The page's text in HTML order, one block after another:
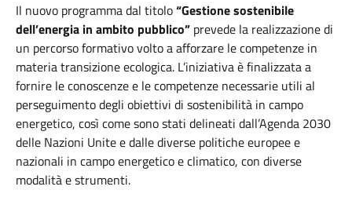
Il nuovo programma dal titolo“Gestione sostenibile
dell’energia in ambito pubblico” prevede la realizzazione di
un percorso formativo volto a afforzare le competenze in
materia transizione ecologica. L’iniziativa è finalizzata a
fornire le conoscenze e le competenze necessarie utili al
perseguimento degli obiettivi di sostenibilità in campo
energetico, così come sono stati delineati dall’Agenda 2030
delle Nazioni Unite e dalle diverse politiche europee e
nazionali in campo energetico e climatico, con diverse
modalità e strumenti.